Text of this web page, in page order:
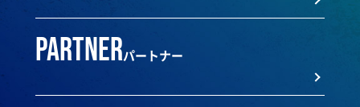
partnerパートナー